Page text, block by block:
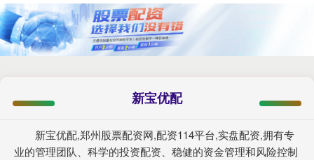
新宝优配
新宝优配,郑州股票配资网,配资114平台,实盘配资,拥有专
业的管理团队、科学的投资配资、稳健的资金管理和风险控制